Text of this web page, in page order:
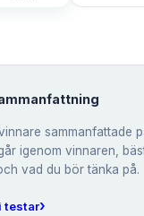
sammanfattade
igenom vinnaren,
vad du bör tänka på.
testar›